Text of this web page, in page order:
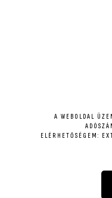
A WEBOLDAL
ELÉRHETŐSÉGEM: